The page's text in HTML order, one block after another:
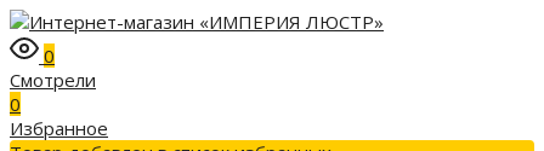
0
Смотрели
0
Избранное